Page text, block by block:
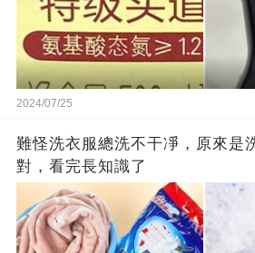
2024/07/25
難怪洗衣服總洗不干凈，原來是
對，看完長知識了